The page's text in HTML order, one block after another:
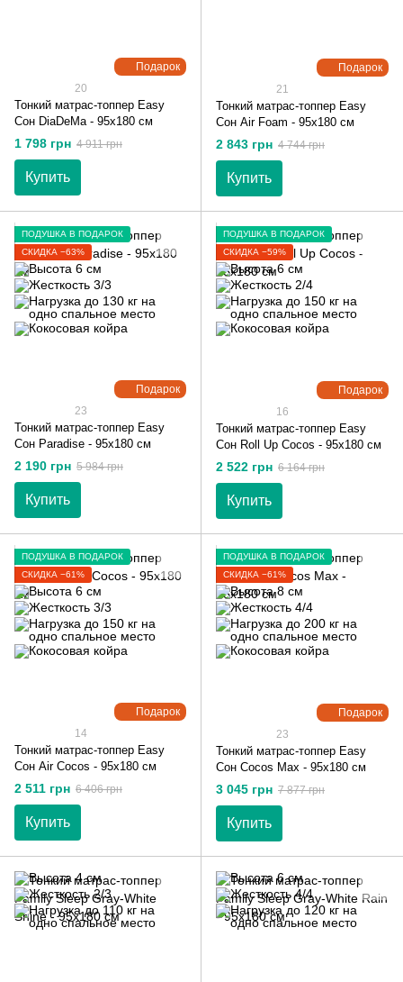
Подарок
20
Тонкий матрас-топпер Easy
Сон DiaDeMa - 95х180 см
1 798 грн 4 911 грн
Купить
Подарок
21
Тонкий матрас-топпер Easy
Сон Air Foam - 95х180 см
2 843 грн 4 744 грн
Купить
Подарок
ПОДУШКА В ПОДАРОК
СКИДКА −63%
23
Тонкий матрас-топпер Easy
Сон Paradise - 95х180 см
2 190 грн 5 984 грн
Купить
Подарок
ПОДУШКА В ПОДАРОК
СКИДКА −59%
16
Тонкий матрас-топпер Easy
Сон Roll Up Cocos - 95х180 см
2 522 грн 6 164 грн
Купить
Подарок
ПОДУШКА В ПОДАРОК
СКИДКА −61%
14
Тонкий матрас-топпер Easy
Сон Air Cocos - 95х180 см
2 511 грн 6 406 грн
Купить
Подарок
ПОДУШКА В ПОДАРОК
СКИДКА −61%
23
Тонкий матрас-топпер Easy
Сон Cocos Max - 95х180 см
3 045 грн 7 877 грн
Купить